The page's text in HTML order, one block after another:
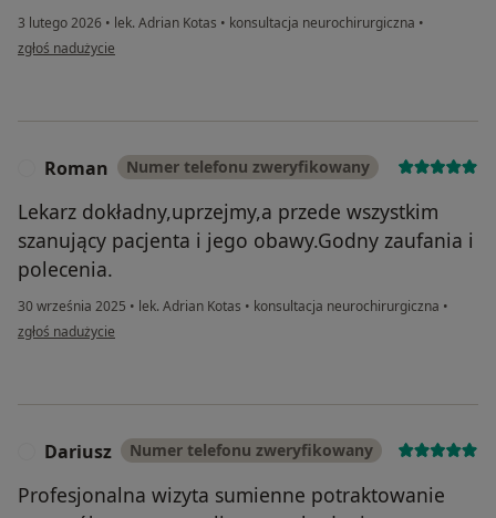
3 lutego 2026 • lek. Adrian Kotas • konsultacja neurochirurgiczna •
w opinii użytkownika BD
zgłoś nadużycie
Roman Numer telefonu zweryfikowany
Lekarz dokładny,uprzejmy,a przede wszystkim
szanujący pacjenta i jego obawy.Godny zaufania i
polecenia.
30 września 2025 • lek. Adrian Kotas • konsultacja neurochirurgiczna •
w opinii użytkownika Roman
zgłoś nadużycie
Dariusz Numer telefonu zweryfikowany
Profesjonalna wizyta sumienne potraktowanie